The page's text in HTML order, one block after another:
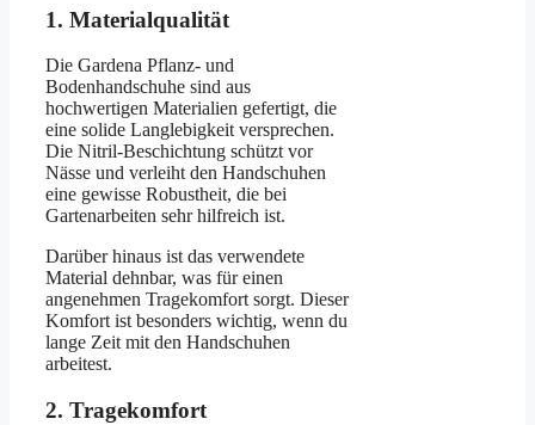
1. Materialqualität
Die Gardena Pflanz- und
Bodenhandschuhe sind aus
hochwertigen Materialien gefertigt, die
eine solide Langlebigkeit versprechen.
Die Nitril-Beschichtung schützt vor
Nässe und verleiht den Handschuhen
eine gewisse Robustheit, die bei
Gartenarbeiten sehr hilfreich ist.
Darüber hinaus ist das verwendete
Material dehnbar, was für einen
angenehmen Tragekomfort sorgt. Dieser
Komfort ist besonders wichtig, wenn du
lange Zeit mit den Handschuhen
arbeitest.
2. Tragekomfort